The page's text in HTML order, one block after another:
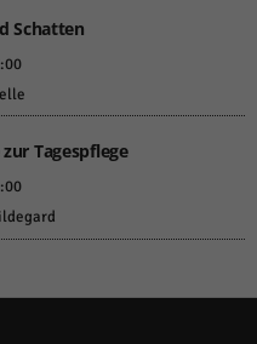
Schatten
Tagespflege